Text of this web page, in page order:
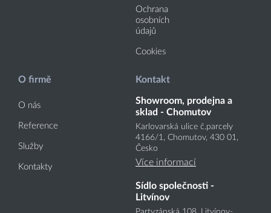
Ochrana
osobních
údajů
Cookies
O firmě
O nás
Reference
Služby
Kontakty
Kontakt
Showroom, prodejna a
sklad - Chomutov
Karlovarská ulice č.parcely
4166/1, Chomutov, 430 01,
Česko
Více informací
Sídlo společnosti -
Litvínov